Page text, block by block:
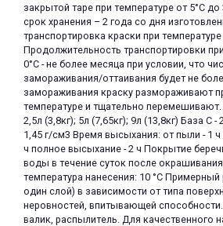
закрытой таре при температуре от 5°С до
срок хранения – 2 года со дня
транспортировка краски при
Продолжительность транспортировки
0°С - не более месяца при условии, что
замораживания/оттаивания будет не
замораживания краску размораживают
температуре и тщательно
2,5л (3,8кг); 5л (7,65кг); 9л (13,8кг) База С -
1,45 г/см3 Время высыхания: от пыли - 1
ч полное высыхание - 2 ч Покрытие
воды в течение суток после
температура нанесения: 10 °C
один слой) в зависимости от типа
неровностей, впитывающей
валик, распылитель. Для качественного